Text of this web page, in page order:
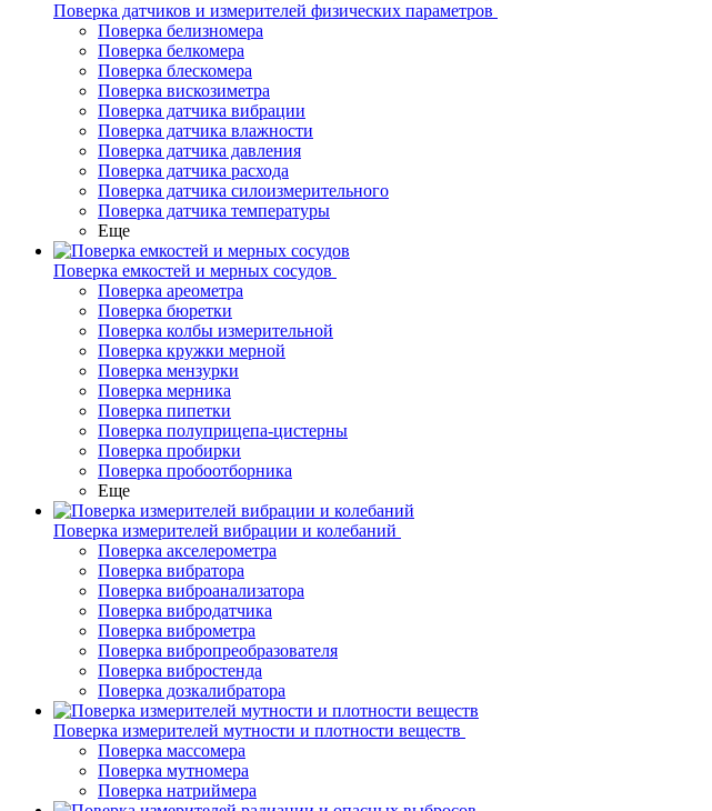
Поверка датчиков и измерителей физических параметров
Поверка белизномера
Поверка белкомера
Поверка блескомера
Поверка вискозиметра
Поверка датчика вибрации
Поверка датчика влажности
Поверка датчика давления
Поверка датчика расхода
Поверка датчика силоизмерительного
Поверка датчика температуры
Еще
Поверка емкостей и мерных сосудов
Поверка ареометра
Поверка бюретки
Поверка колбы измерительной
Поверка кружки мерной
Поверка мензурки
Поверка мерника
Поверка пипетки
Поверка полуприцепа-цистерны
Поверка пробирки
Поверка пробоотборника
Еще
Поверка измерителей вибрации и колебаний
Поверка акселерометра
Поверка вибратора
Поверка виброанализатора
Поверка вибродатчика
Поверка виброметра
Поверка вибропреобразователя
Поверка вибростенда
Поверка дозкалибратора
Поверка измерителей мутности и плотности веществ
Поверка массомера
Поверка мутномера
Поверка натриймера